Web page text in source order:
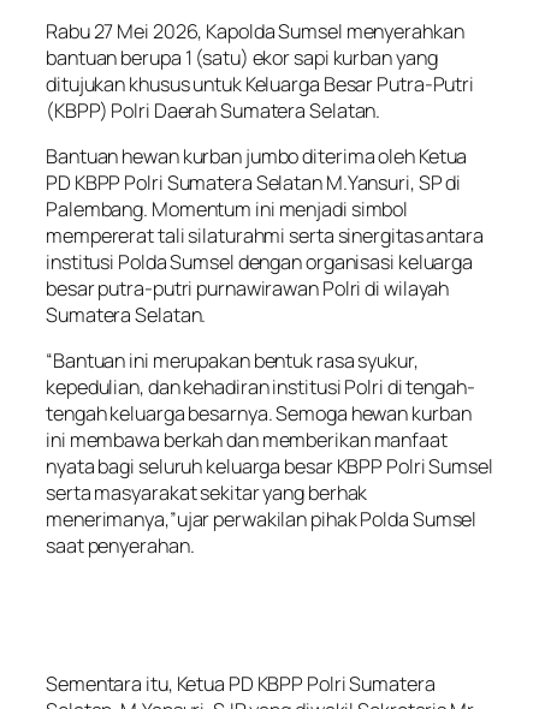
Rabu 27 Mei 2026, Kapolda Sumsel menyerahkan
bantuan berupa 1 (satu) ekor sapi kurban yang
ditujukan khusus untuk Keluarga Besar Putra-Putri
(KBPP) Polri Daerah Sumatera Selatan.
Bantuan hewan kurban jumbo diterima oleh Ketua
PD KBPP Polri Sumatera Selatan M.Yansuri, SP di
Palembang. Momentum ini menjadi simbol
mempererat tali silaturahmi serta sinergitas antara
institusi Polda Sumsel dengan organisasi keluarga
besar putra-putri purnawirawan Polri di wilayah
Sumatera Selatan.
“Bantuan ini merupakan bentuk rasa syukur,
kepedulian, dan kehadiran institusi Polri di tengah-
tengah keluarga besarnya. Semoga hewan kurban
ini membawa berkah dan memberikan manfaat
nyata bagi seluruh keluarga besar KBPP Polri Sumsel
serta masyarakat sekitar yang berhak
menerimanya,”ujar perwakilan pihak Polda Sumsel
saat penyerahan.
Sementara itu, Ketua PD KBPP Polri Sumatera